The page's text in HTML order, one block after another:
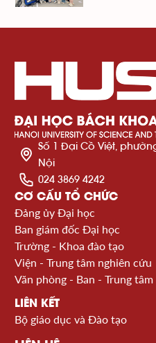
Số 1 Đại Cồ Việt,
Nội
024 3869 4242
CƠ CẤU TỔ CHỨC
Đảng ủy Đại học
Ban giám đốc Đại học
Trường - Khoa đào tạo
Viện - Trung tâm nghiên cứu
Văn phòng - Ban - Trung tâm
LIÊN KẾT
Bộ giáo dục và Đào tạo